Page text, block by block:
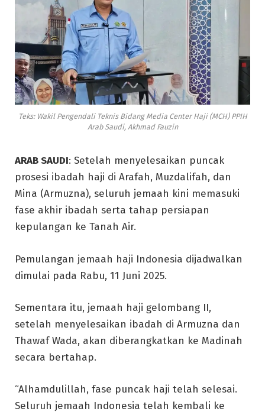
Teks: Wakil Pengendali Teknis Bidang Media Center Haji (MCH) PPIH
Arab Saudi, Akhmad Fauzin
ARAB SAUDI: Setelah menyelesaikan puncak
prosesi ibadah haji di Arafah, Muzdalifah, dan
Mina (Armuzna), seluruh jemaah kini memasuki
fase akhir ibadah serta tahap persiapan
kepulangan ke Tanah Air.
Pemulangan jemaah haji Indonesia dijadwalkan
dimulai pada Rabu, 11 Juni 2025.
Sementara itu, jemaah haji gelombang II,
setelah menyelesaikan ibadah di Armuzna dan
Thawaf Wada, akan diberangkatkan ke Madinah
secara bertahap.
“Alhamdulillah, fase puncak haji telah selesai.
Seluruh jemaah Indonesia telah kembali ke